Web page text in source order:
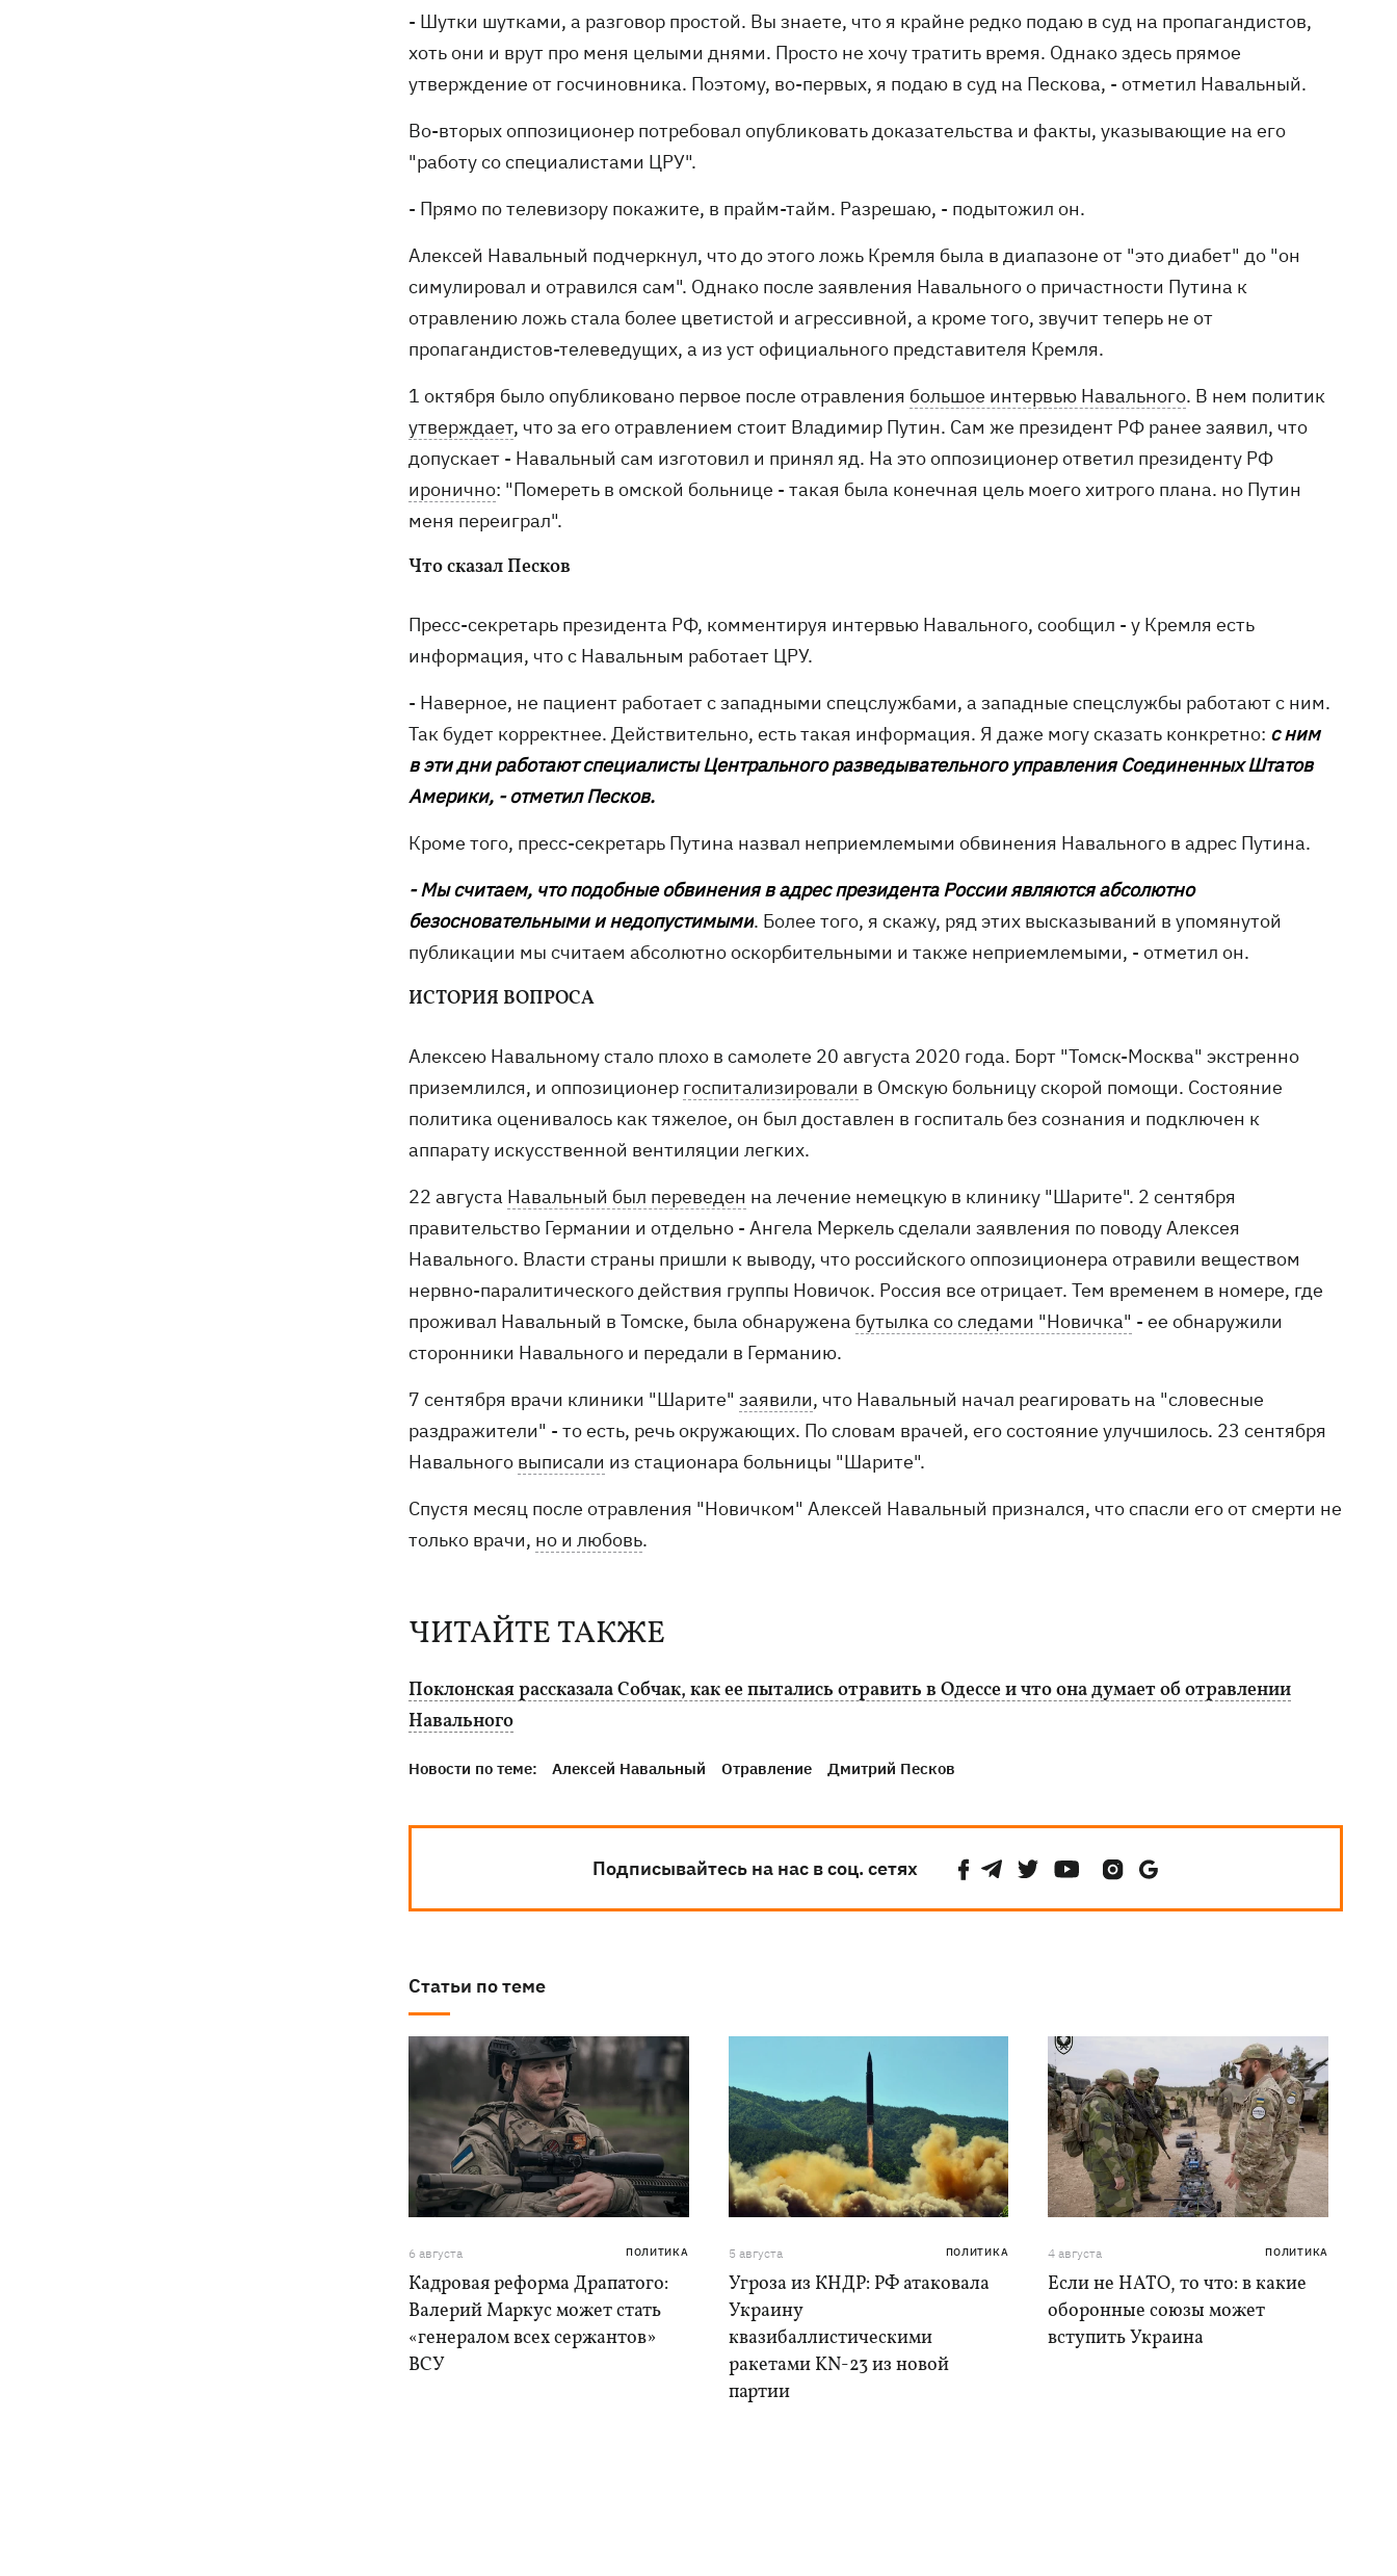
- Шутки шутками, а разговор простой. Вы знаете, что я крайне редко подаю в суд на пропагандистов,
хоть они и врут про меня целыми днями. Просто не хочу тратить время. Однако здесь прямое
утверждение от госчиновника. Поэтому, во-первых, я подаю в суд на Пескова, - отметил Навальный.
Во-вторых оппозиционер потребовал опубликовать доказательства и факты, указывающие на его
"работу со специалистами ЦРУ".
- Прямо по телевизору покажите, в прайм-тайм. Разрешаю, - подытожил он.
Алексей Навальный подчеркнул, что до этого ложь Кремля была в диапазоне от "это диабет" до "он
симулировал и отравился сам". Однако после заявления Навального о причастности Путина к
отравлению ложь стала более цветистой и агрессивной, а кроме того, звучит теперь не от
пропагандистов-телеведущих, а из уст официального представителя Кремля.
1 октября было опубликовано первое после отравления большое интервью Навального. В нем политик
утверждает, что за его отравлением стоит Владимир Путин. Сам же президент РФ ранее заявил, что
допускает - Навальный сам изготовил и принял яд. На это оппозиционер ответил президенту РФ
иронично: "Помереть в омской больнице - такая была конечная цель моего хитрого плана. но Путин
меня переиграл".
Что сказал Песков
Пресс-секретарь президента РФ, комментируя интервью Навального, сообщил - у Кремля есть
информация, что с Навальным работает ЦРУ.
- Наверное, не пациент работает с западными спецслужбами, а западные спецслужбы работают с ним.
Так будет корректнее. Действительно, есть такая информация. Я даже могу сказать конкретно: с ним
в эти дни работают специалисты Центрального разведывательного управления Соединенных Штатов
Америки, - отметил Песков.
Кроме того, пресс-секретарь Путина назвал неприемлемыми обвинения Навального в адрес Путина.
- Мы считаем, что подобные обвинения в адрес президента России являются абсолютно
безосновательными и недопустимыми. Более того, я скажу, ряд этих высказываний в упомянутой
публикации мы считаем абсолютно оскорбительными и также неприемлемыми, - отметил он.
ИСТОРИЯ ВОПРОСА
Алексею Навальному стало плохо в самолете 20 августа 2020 года. Борт "Томск-Москва" экстренно
приземлился, и оппозиционер госпитализировали в Омскую больницу скорой помощи. Состояние
политика оценивалось как тяжелое, он был доставлен в госпиталь без сознания и подключен к
аппарату искусственной вентиляции легких.
22 августа Навальный был переведен на лечение немецкую в клинику "Шарите". 2 сентября
правительство Германии и отдельно - Ангела Меркель сделали заявления по поводу Алексея
Навального. Власти страны пришли к выводу, что российского оппозиционера отравили веществом
нервно-паралитического действия группы Новичок. Россия все отрицает. Тем временем в номере, где
проживал Навальный в Томске, была обнаружена бутылка со следами "Новичка" - ее обнаружили
сторонники Навального и передали в Германию.
7 сентября врачи клиники "Шарите" заявили, что Навальный начал реагировать на "словесные
раздражители" - то есть, речь окружающих. По словам врачей, его состояние улучшилось. 23 сентября
Навального выписали из стационара больницы "Шарите".
Спустя месяц после отравления "Новичком" Алексей Навальный признался, что спасли его от смерти не
только врачи, но и любовь.
ЧИТАЙТЕ ТАКЖЕ
Поклонская рассказала Собчак, как ее пытались отравить в Одессе и что она думает об отравлении
Навального
Новости по теме: Алексей Навальный Отравление Дмитрий Песков
Подписывайтесь на нас в соц. сетях
Статьи по теме
6 августа ПОЛИТИКА
Кадровая реформа Драпатого:
Валерий Маркус может стать
«генералом всех сержантов»
ВСУ
5 августа ПОЛИТИКА
Угроза из КНДР: РФ атаковала
Украину
квазибаллистическими
ракетами KN-23 из новой
партии
4 августа ПОЛИТИКА
Если не НАТО, то что: в какие
оборонные союзы может
вступить Украина